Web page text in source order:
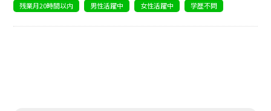
残業月20時間以内
男性活躍中 女性活躍中 学歴不問